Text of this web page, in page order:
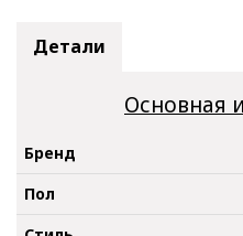
Детали
Основная
Бренд
Пол